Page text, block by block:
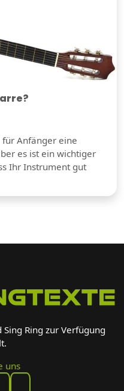
für Anfänger eine
es ist ein wichtiger
Ihr Instrument gut
Ring zur Verfügung
uns